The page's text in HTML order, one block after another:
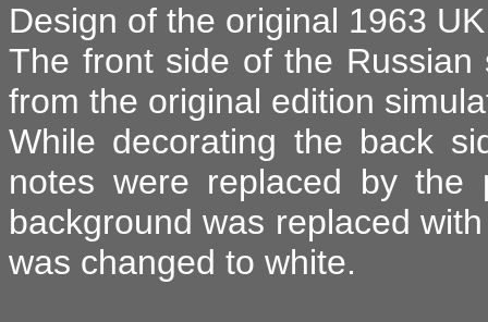
Design of the original 1963
The front side of the Russian
from the original edition
While decorating the back
notes were replaced by the
background was replaced
was changed to white.